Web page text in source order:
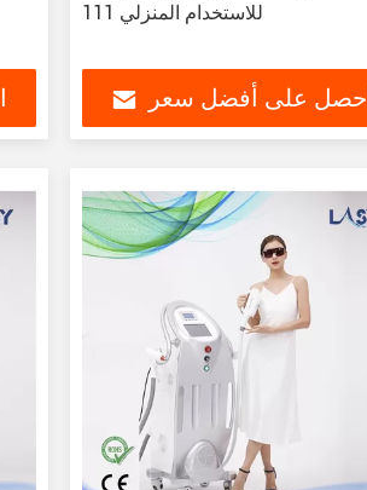
للاستخدام المنزلي 111
احصل على أفضل سعر